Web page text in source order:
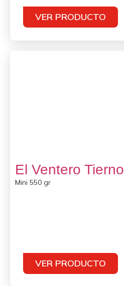
VER PRODUCTO
El Ventero Tierno
Mini 550 gr
VER PRODUCTO